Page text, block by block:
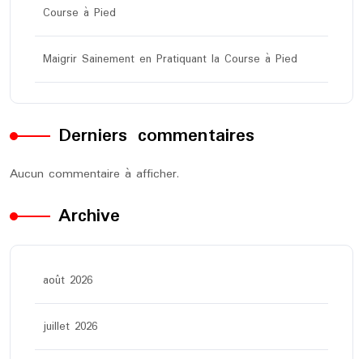
Course à Pied
Maigrir Sainement en Pratiquant la Course à Pied
Derniers commentaires
Aucun commentaire à afficher.
Archive
août 2026
juillet 2026